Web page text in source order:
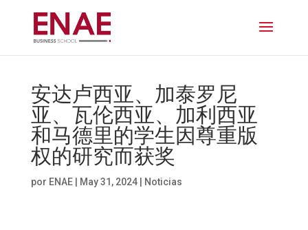
安达卢西亚、加泰罗尼
亚、瓦伦西亚、加利西亚
和马德里的学生因尊重版
权的研究而获奖
por ENAE| May 31, 2024| Noticias